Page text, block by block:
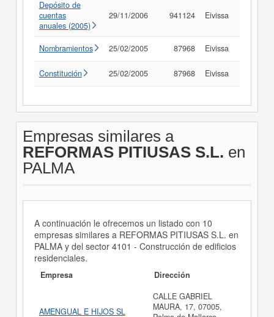
Depósito de
cuentas
anuales (2005)
29/11/2006 941124 Eivissa
Nombramientos 25/02/2005 87968 Eivissa
Constitución 25/02/2005 87968 Eivissa
Empresas similares a
REFORMAS PITIUSAS S.L. en
PALMA
A continuación le ofrecemos un listado con 10
empresas similares a REFORMAS PITIUSAS S.L. en
PALMA y del sector 4101 - Construcción de edificios
residenciales.
Empresa Dirección
AMENGUAL E HIJOS SL
CALLE GABRIEL
MAURA, 17, 07005,